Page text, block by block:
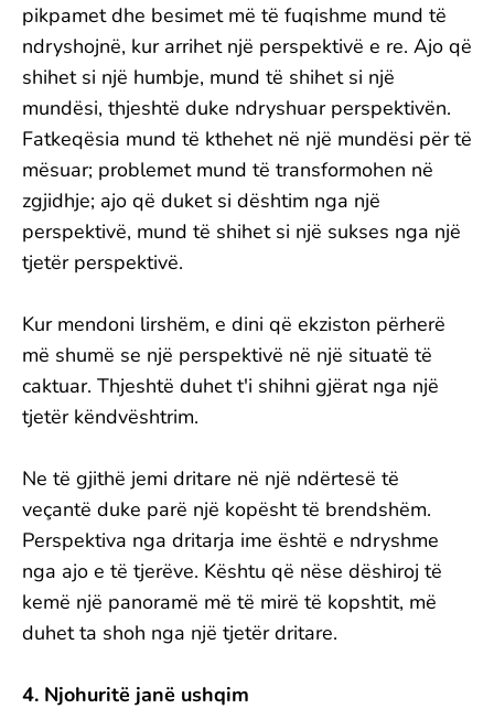
pikpamet dhe besimet më të fuqishme mund të
ndryshojnë, kur arrihet një perspektivë e re. Ajo që
shihet si një humbje, mund të shihet si një
mundësi, thjeshtë duke ndryshuar perspektivën.
Fatkeqësia mund të kthehet në një mundësi për të
mësuar; problemet mund të transformohen në
zgjidhje; ajo që duket si dështim nga një
perspektivë, mund të shihet si një sukses nga një
tjetër perspektivë.
Kur mendoni lirshëm, e dini që ekziston përherë
më shumë se një perspektivë në një situatë të
caktuar. Thjeshtë duhet t'i shihni gjërat nga një
tjetër këndvështrim.
Ne të gjithë jemi dritare në një ndërtesë të
veçantë duke parë një kopësht të brendshëm.
Perspektiva nga dritarja ime është e ndryshme
nga ajo e të tjerëve. Kështu që nëse dëshiroj të
kemë një panoramë më të mirë të kopshtit, më
duhet ta shoh nga një tjetër dritare.
4. Njohuritë janë ushqim